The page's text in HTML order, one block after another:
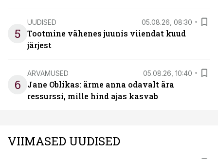
5
UUDISED 05.08.26, 08:30
Tootmine vähenes juunis viiendat kuud
järjest
6
ARVAMUSED 05.08.26, 10:40
Jane Oblikas: ärme anna odavalt ära
ressurssi, mille hind ajas kasvab
VIIMASED UUDISED